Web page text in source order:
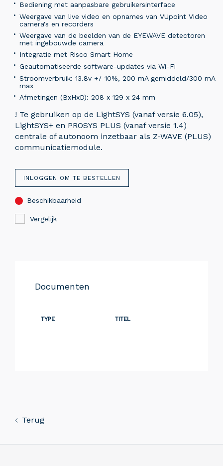
Bediening met aanpasbare gebruikersinterface
Weergave van live video en opnames van VUpoint Video
camera's en recorders
Weergave van de beelden van de EYEWAVE detectoren
met ingebouwde camera
Integratie met Risco Smart Home
Geautomatiseerde software-updates via Wi-Fi
Stroomverbruik: 13.8v +/-10%, 200 mA gemiddeld/300 mA
max
Afmetingen (BxHxD): 208 x 129 x 24 mm
! Te gebruiken op de LightSYS (vanaf versie 6.05),
LightSYS+ en PROSYS PLUS (vanaf versie 1.4)
centrale of autonoom inzetbaar als Z-WAVE (PLUS)
communicatiemodule.
INLOGGEN OM TE BESTELLEN
Beschikbaarheid
Vergelijk
Documenten
TYPE TITEL
Terug